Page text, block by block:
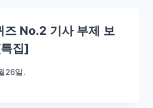
즈 No.2 기사 부제 보
집]
26일.